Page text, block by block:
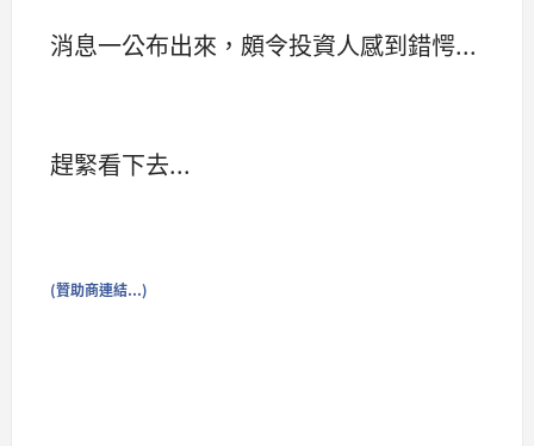
消息一公布出來，頗令投資人感到錯愕...
趕緊看下去...
(贊助商連結...)